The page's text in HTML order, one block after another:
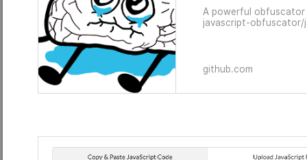
A powerful
javascript-obfuscator/
github.com